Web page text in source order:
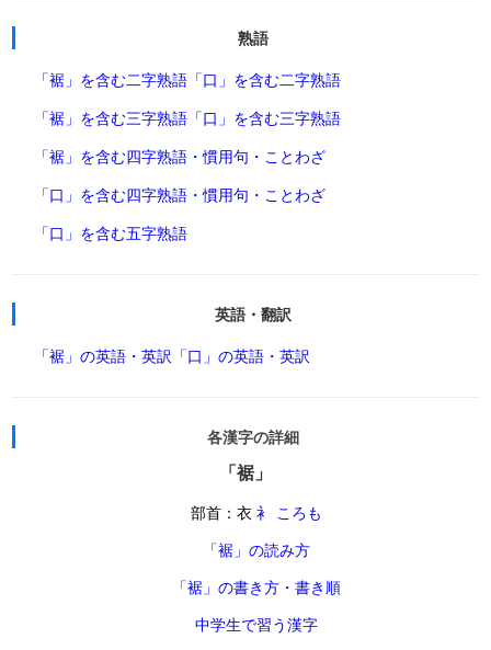
熟語
「裾」を含む二字熟語 「口」を含む二字熟語
「裾」を含む三字熟語 「口」を含む三字熟語
「裾」を含む四字熟語・慣用句・ことわざ
「口」を含む四字熟語・慣用句・ことわざ
「口」を含む五字熟語
英語・翻訳
「裾」の英語・英訳 「口」の英語・英訳
各漢字の詳細
「裾」
部首：衣 衤 ころも
「裾」の読み方
「裾」の書き方・書き順
中学生で習う漢字